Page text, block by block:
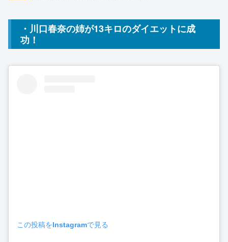
・川口春奈の姉が13キロのダイエットに成
功！
この投稿をInstagramで見る